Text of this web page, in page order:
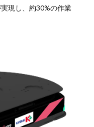
現し、約30%の作業